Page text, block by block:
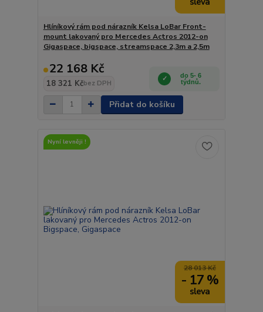
Hlíníkový rám pod nárazník Kelsa LoBar Front-
mount lakovaný pro Mercedes Actros 2012-on
Gigaspace, bigspace, streamspace 2,3m a 2,5m
22 168 Kč
18 321 Kčbez DPH
do 5- 6
týdnů.
Přidat do košíku
Nyní levněji !
28 013 Kč
- 17 %